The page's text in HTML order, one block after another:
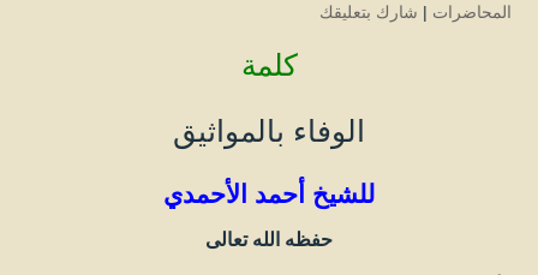
المحاضرات | شارك بتعليقك
كلمة
الوفاء بالمواثيق
للشيخ أحمد الأحمدي
حفظه الله تعالى